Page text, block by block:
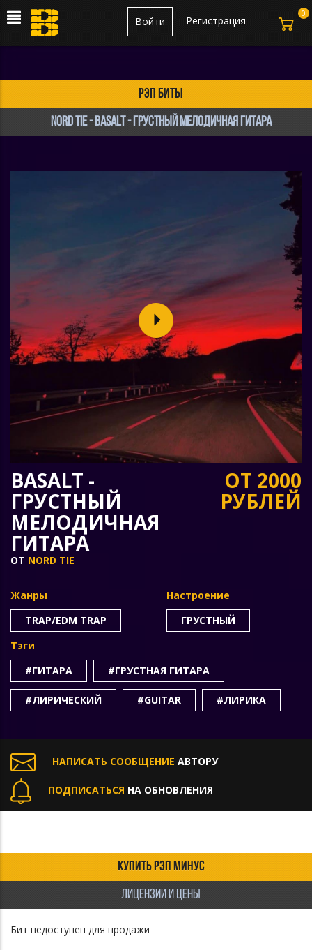
Регистрация
Войти
рэп биты
Nord Tie - Basalt - грустный мелодичная гитара
BASALT -
ГРУСТНЫЙ
МЕЛОДИЧНАЯ
ГИТАРА
ОТ NORD TIE
ОТ 2000
РУБЛЕЙ
Жанры
TRAP/EDM TRAP
Настроение
ГРУСТНЫЙ
Тэги
#ГИТАРА
#ГРУСТНАЯ ГИТАРА
#ЛИРИЧЕСКИЙ #GUITAR #ЛИРИКА
НАПИСАТЬ СООБЩЕНИЕ АВТОРУ
ПОДПИСАТЬСЯ НА ОБНОВЛЕНИЯ
КУПИТЬ РЭП МИНУС
ЛИЦЕНЗИИ И ЦЕНЫ
Бит недоступен для продажи
0